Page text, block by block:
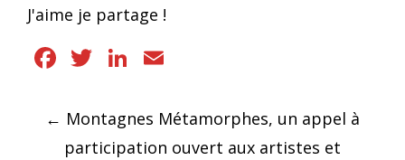
J'aime je partage !
Facebook
TwitterLinkedIn
Navigation
des
← Montagnes Métamorphes, un appel à
participation ouvert aux artistes et